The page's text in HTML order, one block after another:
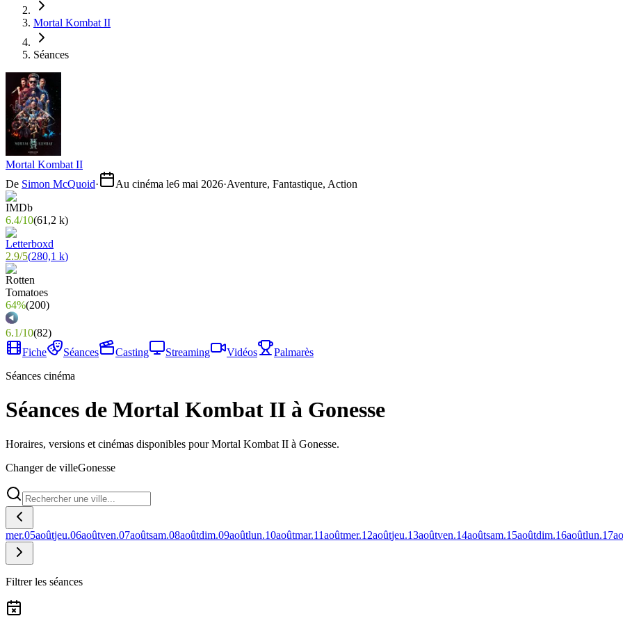
Mortal Kombat II
Séances
Mortal Kombat II
De Simon McQuoid· Au cinéma le6 mai 2026·Aventure, Fantastique, Action
6.4/10(61,2 k)
2.9/5(280,1 k)
64%(200)
6.1/10(82)
Fiche
Séances Casting Streaming Vidéos
Palmarès
Séances cinéma
Séances de Mortal Kombat II à Gonesse
Horaires, versions et cinémas disponibles pour Mortal Kombat II à Gonesse.
Changer de villeGonesse
mer.05aoûtjeu.06aoûtven.07aoûtsam.08aoûtdim.09aoûtlun.10aoûtmar.11aoûtmer.12aoûtjeu.13aoûtven.14aoûtsam.15aoûtdim.16aoûtlun.17
Filtrer les séances